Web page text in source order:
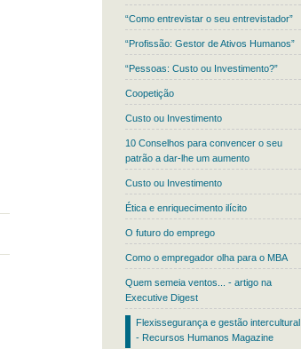
“Como entrevistar o seu entrevistador”
“Profissão: Gestor de Ativos Humanos”
“Pessoas: Custo ou Investimento?”
Coopetição
Custo ou Investimento
10 Conselhos para convencer o seu
patrão a dar-lhe um aumento
Custo ou Investimento
Ética e enriquecimento ilícito
O futuro do emprego
Como o empregador olha para o MBA
Quem semeia ventos... - artigo na
Executive Digest
Flexissegurança e gestão intercultural
- Recursos Humanos Magazine